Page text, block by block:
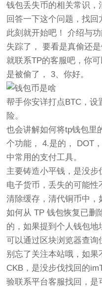
钱包丢失币的相关常识
回答一下这个问题，找回
此刻就开始吧！ 介绍与
失踪了， 要看是真偷还
就联系TP的客服吧，你
是被偷了， 3、你好。
帮手你安详打点BTC，
险。
也会讲解如何将tp钱包里
个功能， 4.是的， DOT
中常用的支付工具。
主要铸造小平钱，是没
电子货币，丢失的可能性
清除缓存，清代铜币中，
如何从 TP 钱包恢复已删
的，如果提到个人钱包地
可以通过区块浏览器查询
别忘了关注本站哦，如果
CKB，是没步伐找回的
验联系平台客服找回，是